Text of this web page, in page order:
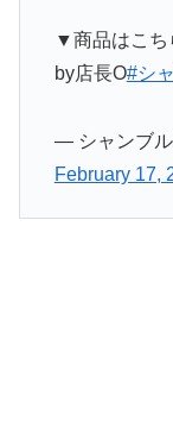
▼商品はこ
by店長O#シ
— シャンブル
February 17,